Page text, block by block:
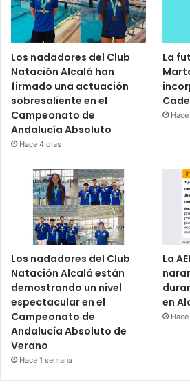
Los nadadores del Club
Natación Alcalá han
firmado una actuación
sobresaliente en el
Campeonato de
Andalucía Absoluto
Hace 4 días
La
Los nadadores del Club
Natación Alcalá están
demostrando un nivel
espectacular en el
Campeonato de
Andalucía Absoluto de
Verano
Hace 1 semana
La
en